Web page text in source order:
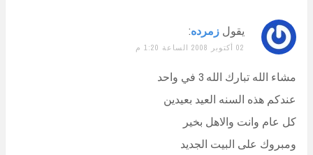
يقول زمرده:
02 أكتوبر 2008 الساعة 1:20 م
مشاء الله تبارك الله 3 في واحد
عندكم هذه السنه العيد بعيدين
كل عام وانت والاهل بخير
ومبروك على البيت الجديد